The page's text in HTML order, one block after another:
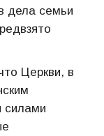
дела семьи
Церкви, в
силами